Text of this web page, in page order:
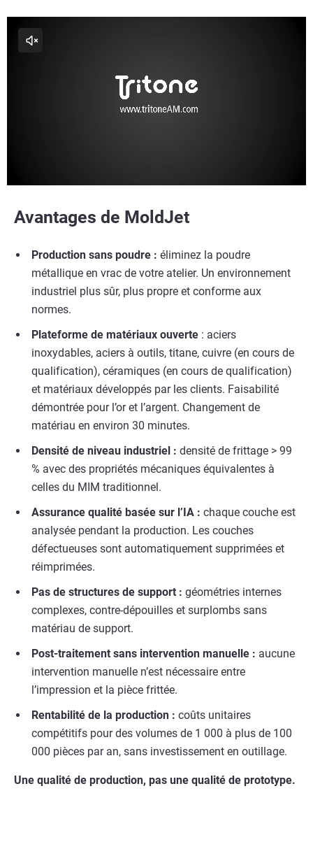
Voir plus
Avantages de MoldJet
Production sans poudre : éliminez la poudre
métallique en vrac de votre atelier. Un environnement
industriel plus sûr, plus propre et conforme aux
normes.
Plateforme de matériaux ouverte : aciers
inoxydables, aciers à outils, titane, cuivre (en cours de
qualification), céramiques (en cours de qualification)
et matériaux développés par les clients. Faisabilité
démontrée pour l’or et l’argent. Changement de
matériau en environ 30 minutes.
Densité de niveau industriel : densité de frittage > 99
% avec des propriétés mécaniques équivalentes à
celles du MIM traditionnel.
Assurance qualité basée sur l’IA : chaque couche est
analysée pendant la production. Les couches
défectueuses sont automatiquement supprimées et
réimprimées.
Pas de structures de support : géométries internes
complexes, contre-dépouilles et surplombs sans
matériau de support.
Post-traitement sans intervention manuelle : aucune
intervention manuelle n’est nécessaire entre
l’impression et la pièce frittée.
Rentabilité de la production : coûts unitaires
compétitifs pour des volumes de 1 000 à plus de 100
000 pièces par an, sans investissement en outillage.
Une qualité de production, pas une qualité de prototype.